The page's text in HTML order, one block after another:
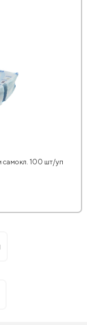
самокл. 100 шт/уп